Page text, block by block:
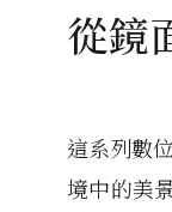
從鏡
這系列數
境中的美